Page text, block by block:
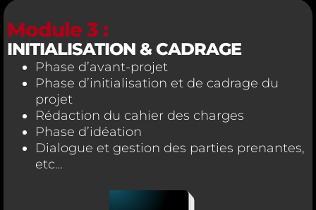
Module 3 :
INITIALISATION & CADRAGE
Phase d’avant-projet
Phase d’initialisation et de cadrage du
projet
Rédaction du cahier des charges
Phase d’idéation
Dialogue et gestion des parties prenantes,
etc…